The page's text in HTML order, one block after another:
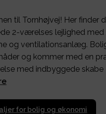
til Tornhøjvej! Her finder
2-værelses lejlighed med
og ventilationsanlæg.
og kommer med en
med indbyggede skabe
for bolig og økonomi